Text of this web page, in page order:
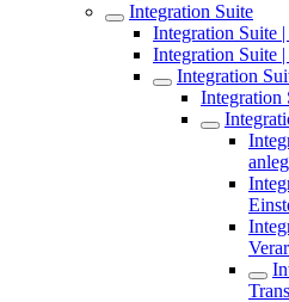
Integration Suite
Integration Suite
Integration Suite
Integration
Integration